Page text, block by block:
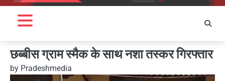
छब्बीस ग्राम स्मैक के साथ नशा तस्कर गिरफ्तार
by Pradeshmedia